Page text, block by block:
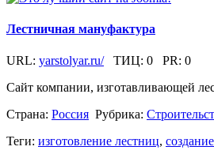
Лестничная мануфактура
URL: yarstolyar.ru/ ТИЦ: 0 PR: 0
Сайт компании, изготавливающей
Страна: Россия Рубрика:
Теги: изготовление лестниц,